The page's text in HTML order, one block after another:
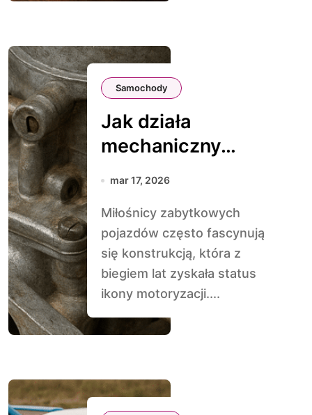
Samochody
Jak działa
mechaniczny
gaźnik – technika
mar 17, 2026
Miłośnicy zabytkowych
pojazdów często fascynują
się konstrukcją, która z
biegiem lat zyskała status
ikony motoryzacji....